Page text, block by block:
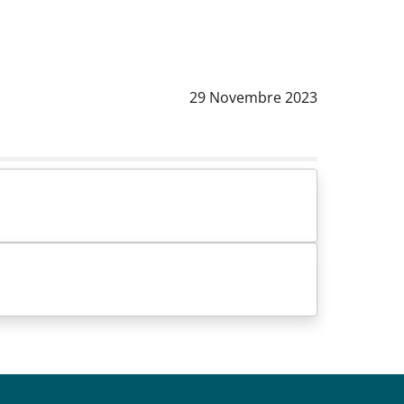
Data notizia:
29 Novembre 2023